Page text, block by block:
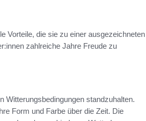
Vorteile, die sie zu einer ausgezeichneten
zahlreiche Jahre Freude zu
Witterungsbedingungen standzuhalten.
Form und Farbe über die Zeit. Die